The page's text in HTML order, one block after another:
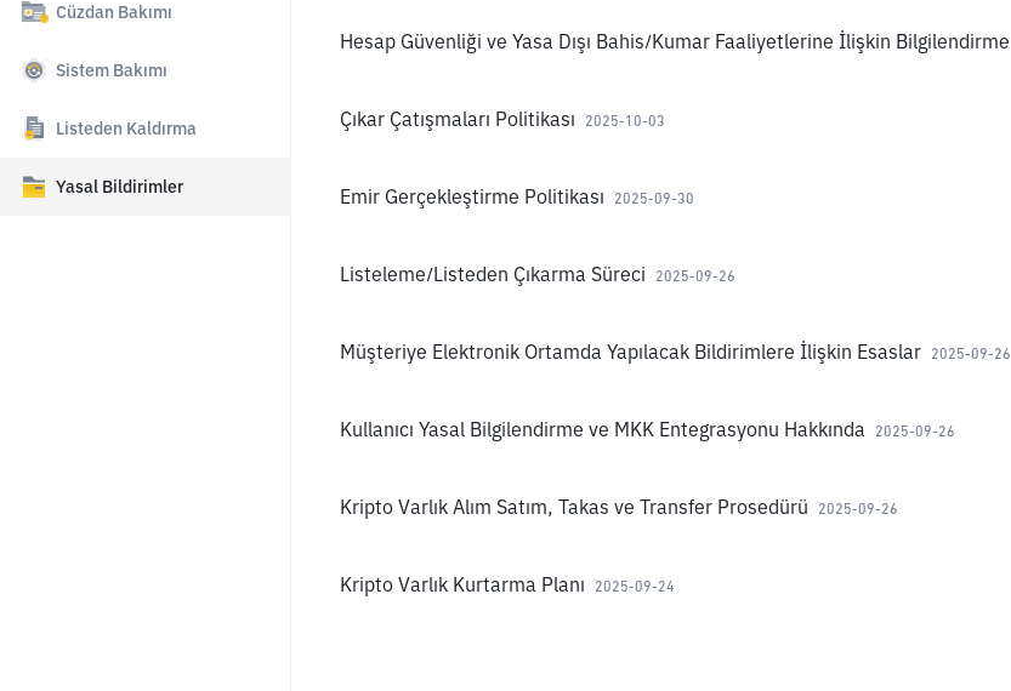
Cüzdan Bakımı
Sistem Bakımı
Listeden Kaldırma
Yasal Bildirimler
Hesap Güvenliği ve Yasa Dışı Bahis/Kumar Faaliyetlerine İlişkin Bilgilendirme
Çıkar Çatışmaları Politikası 2025-10-03
Emir Gerçekleştirme Politikası 2025-09-30
Listeleme/Listeden Çıkarma Süreci 2025-09-26
Müşteriye Elektronik Ortamda Yapılacak Bildirimlere İlişkin Esaslar 2025-09-26
Kullanıcı Yasal Bilgilendirme ve MKK Entegrasyonu Hakkında 2025-09-26
Kripto Varlık Alım Satım, Takas ve Transfer Prosedürü 2025-09-26
Kripto Varlık Kurtarma Planı 2025-09-24